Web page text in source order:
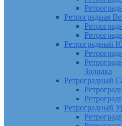
Ретроградная
Ретроградный
Зодиака
Ретроградный
Ретроградный